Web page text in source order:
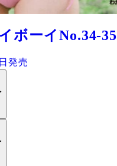
ボーイNo.34-35
発売